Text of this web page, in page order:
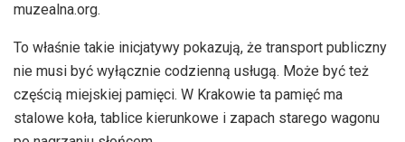
muzealna.org.
To właśnie takie inicjatywy pokazują, że transport publiczny
nie musi być wyłącznie codzienną usługą. Może być też
częścią miejskiej pamięci. W Krakowie ta pamięć ma
stalowe koła, tablice kierunkowe i zapach starego wagonu